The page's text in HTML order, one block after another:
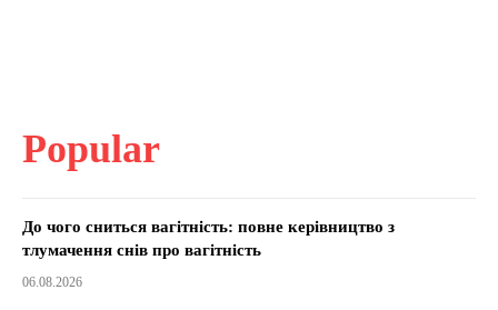
Popular
До чого сниться вагітність: повне керівництво з
тлумачення снів про вагітність
06.08.2026